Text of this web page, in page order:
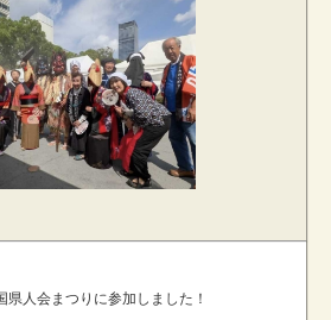
県人会まつりに参加しました！